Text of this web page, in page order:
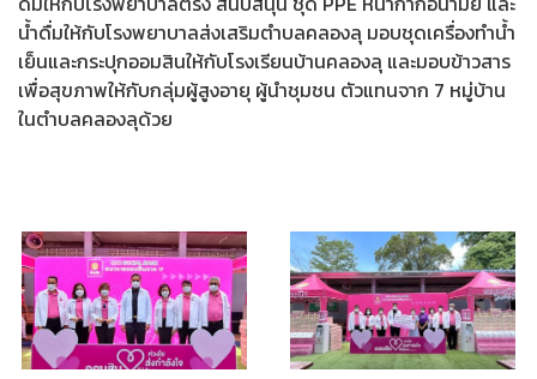
น้ำดื่มให้กับโรงพยาบาลส่งเสริมตำบลคลองลุ มอบชุดเครื่องทำน้ำ
เย็นและกระปุกออมสินให้กับโรงเรียนบ้านคลองลุ และมอบข้าวสาร
เพื่อสุขภาพให้กับกลุ่มผู้สูงอายุ ผู้นำชุมชน ตัวแทนจาก 7 หมู่บ้าน
ในตำบลคลองลุด้วย